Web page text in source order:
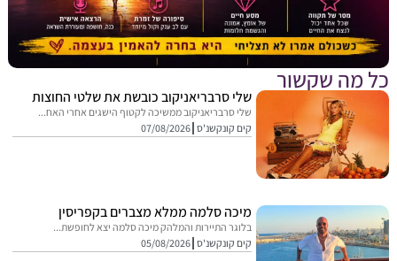
שקשור
שלי סרבריאניקוב כובשת את שלטי החוצות
שלי סרבריאניקוב ממשיכה לקטוף הישגים אחרי האח...
קים קונקשנ'ס 07/08/2026
מיכה סלמה ממלא מצברים בקפריסין
בלוגר התיירות והמלהק מיכה סלמה יצא לחופשת...
קים קונקשנ'ס 05/08/2026